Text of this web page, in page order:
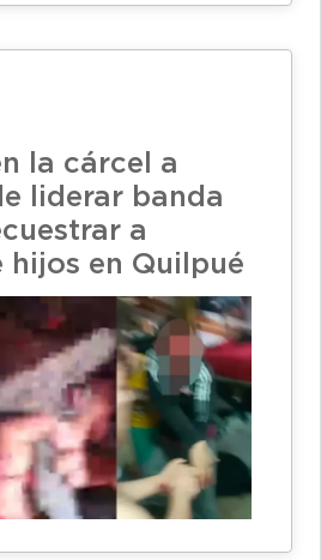
la cárcel a
liderar banda
a
hijos en Quilpué